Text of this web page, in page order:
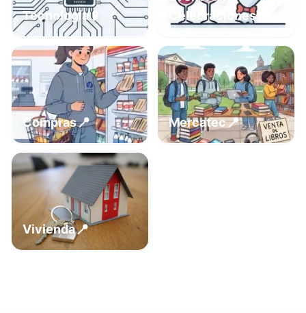
Tecnología📱
Celebraciones
Compras📍 Mercatec📍
Vivienda📍